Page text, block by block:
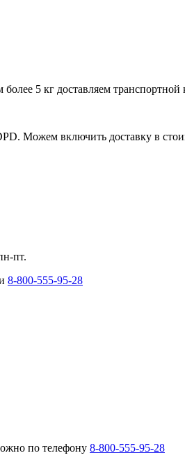
5 кг доставляем
включить доставку в
пт.
8-800-555-95-28
по телефону 8-800-555-95-28